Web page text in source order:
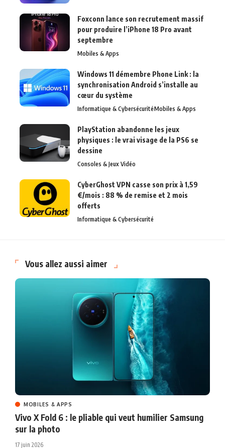
Foxconn lance son recrutement massif
pour produire l’iPhone 18 Pro avant
septembre
Mobiles & Apps
Windows 11 démembre Phone Link : la
synchronisation Android s’installe au
cœur du système
Informatique & CybersécuritéMobiles & Apps
PlayStation abandonne les jeux
physiques : le vrai visage de la PS6 se
dessine
Consoles & Jeux Vidéo
CyberGhost VPN casse son prix à 1,59
€/mois : 88 % de remise et 2 mois
offerts
Informatique & Cybersécurité
Vous allez aussi aimer
MOBILES & APPS
Vivo X Fold 6 : le pliable qui veut humilier Samsung
sur la photo
17 juin 2026